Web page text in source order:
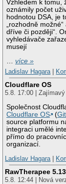
Vzhledem k tomu,
oznámily počet
hodnotou DSA, je
„rozhodně
dříve či později“.
vyhledávače
musejí
…více »
Ladislav Hagara|
Cloudflare OS
5.8. 17:00 |
Společnost
Cloudflare OS
(
source platformu
integraci umělé
přímo do
organizací.
Ladislav Hagara|
RawTherapee 5.13
5.8. 12:44 | Nová